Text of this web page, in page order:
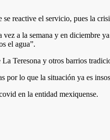
reactive el servicio, pues la
a la semana y en
el agua”.
Teresona y otros barrios
por lo que la situación ya es
en la entidad mexiquense.